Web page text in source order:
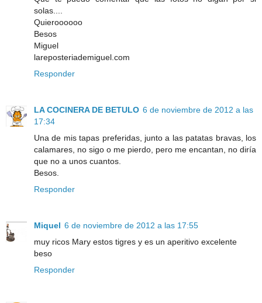
solas....
Quieroooooo
Besos
Miguel
lareposteriademiguel.com
Responder
LA COCINERA DE BETULO 6 de noviembre de 2012 a las
17:34
Una de mis tapas preferidas, junto a las patatas bravas, los
calamares, no sigo o me pierdo, pero me encantan, no diría
que no a unos cuantos.
Besos.
Responder
Miquel 6 de noviembre de 2012 a las 17:55
muy ricos Mary estos tigres y es un aperitivo excelente
beso
Responder